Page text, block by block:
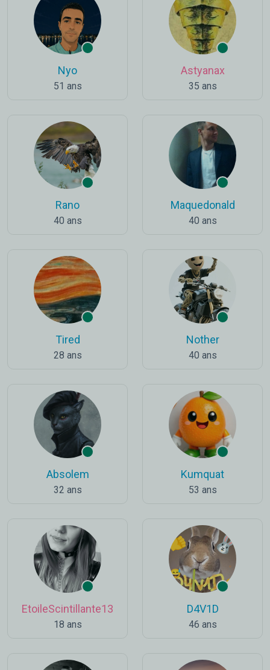
Nyo
51 ans
Astyanax
35 ans
Rano
40 ans
Maquedonald
40 ans
Tired
28 ans
Nother
40 ans
Absolem
32 ans
Kumquat
53 ans
EtoileScintillante13
18 ans
D4V1D
46 ans